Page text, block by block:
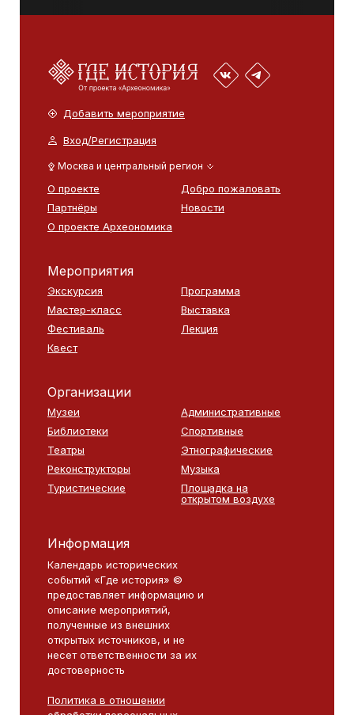
Добавить мероприятие
Вход/Регистрация
Москва и центральный регион
О проекте
Добро пожаловать
Партнёры
Новости
О проекте Археономика
Мероприятия
Экскурсия
Программа
Мастер-класс
Выставка
Фестиваль
Лекция
Квест
Организации
Музеи
Административные
Библиотеки
Спортивные
Театры
Этнографические
Реконструкторы
Музыка
Туристические
Площадка на
открытом воздухе
Информация
Календарь исторических
событий «Где история» ©
предоставляет информацию и
описание мероприятий,
полученные из внешних
открытых источников, и не
несет ответственности за их
достоверность
Политика в отношении